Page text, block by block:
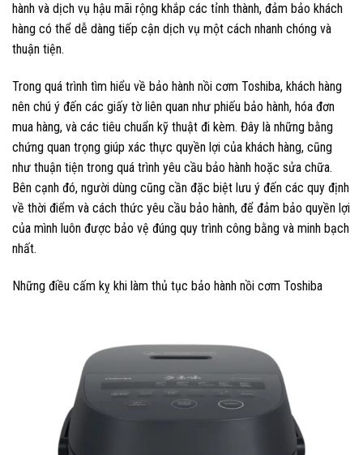
hành và dịch vụ hậu mãi rộng khắp các tỉnh thành, đảm bảo khách
hàng có thể dễ dàng tiếp cận dịch vụ một cách nhanh chóng và
thuận tiện.
Trong quá trình tìm hiểu về bảo hành nồi cơm Toshiba, khách hàng
nên chú ý đến các giấy tờ liên quan như phiếu bảo hành, hóa đơn
mua hàng, và các tiêu chuẩn kỹ thuật đi kèm. Đây là những bằng
chứng quan trọng giúp xác thực quyền lợi của khách hàng, cũng
như thuận tiện trong quá trình yêu cầu bảo hành hoặc sửa chữa.
Bên cạnh đó, người dùng cũng cần đặc biệt lưu ý đến các quy định
về thời điểm và cách thức yêu cầu bảo hành, để đảm bảo quyền lợi
của mình luôn được bảo vệ đúng quy trình công bằng và minh bạch
nhất.
Những điều cấm kỵ khi làm thủ tục bảo hành nồi cơm Toshiba